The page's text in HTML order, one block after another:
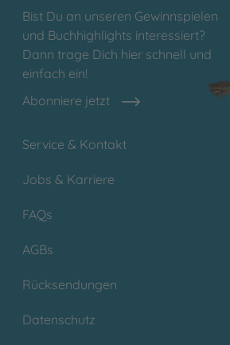
Bist Du an unseren Gewinnspielen
und Buchhighlights interessiert?
Dann trage Dich hier schnell und
einfach ein!
Abonniere jetzt
Service & Kontakt
Jobs & Karriere
FAQs
AGBs
Rücksendungen
Datenschutz